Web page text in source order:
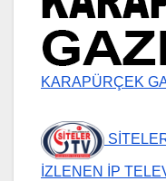
KARAPÜRÇEK
İZLENEN İP